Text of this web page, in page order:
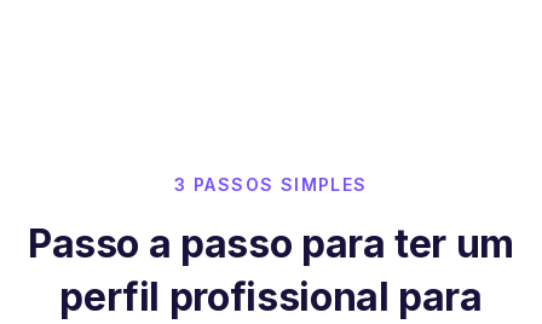
3 PASSOS SIMPLES
Passo a passo para ter um
perfil profissional para